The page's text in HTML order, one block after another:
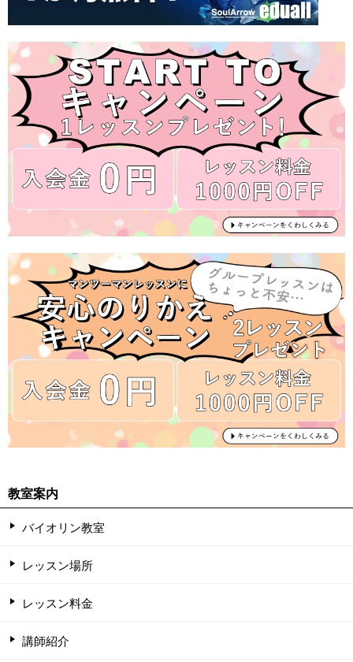
教室案内
バイオリン教室
レッスン場所
レッスン料金
講師紹介